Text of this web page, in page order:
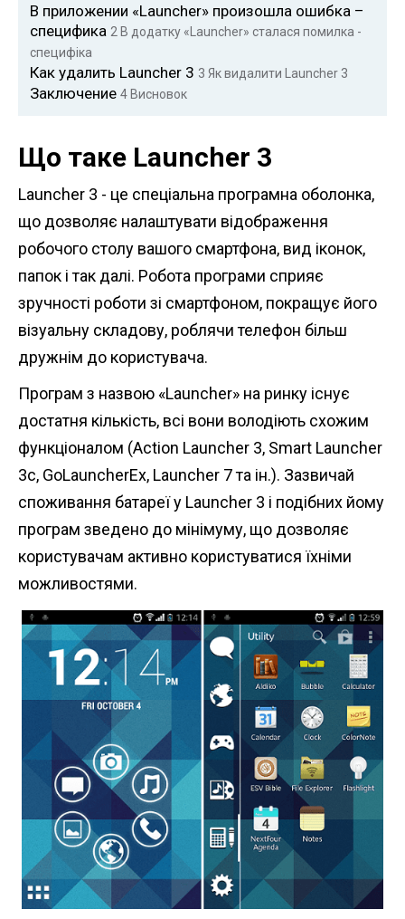
В приложении «Launcher» произошла ошибка –
специфика 2 В додатку «Launcher» сталася помилка -
специфіка
Как удалить Launcher 3 3 Як видалити Launcher 3
Заключение 4 Висновок
Що таке Launcher 3
Launcher 3 - це спеціальна програмна оболонка,
що дозволяє налаштувати відображення
робочого столу вашого смартфона, вид іконок,
папок і так далі. Робота програми сприяє
зручності роботи зі смартфоном, покращує його
візуальну складову, роблячи телефон більш
дружнім до користувача.
Програм з назвою «Launcher» на ринку існує
достатня кількість, всі вони володіють схожим
функціоналом (Action Launcher 3, Smart Launcher
3c, GoLauncherEx, Launcher 7 та ін.). Зазвичай
споживання батареї у Launcher 3 і подібних йому
програм зведено до мінімуму, що дозволяє
користувачам активно користуватися їхніми
можливостями.